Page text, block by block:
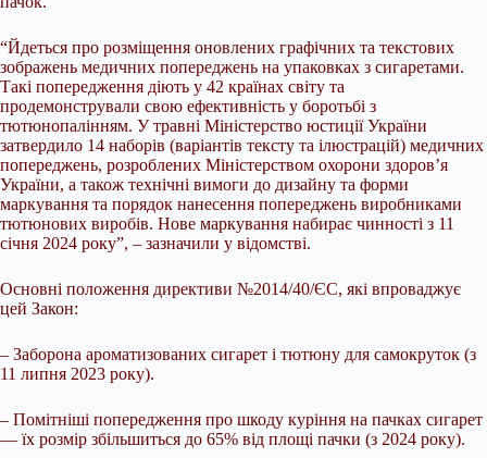
“Йдеться про розміщення оновлених графічних та текстових
зображень медичних попереджень на упаковках з сигаретами.
Такі попередження діють у 42 країнах світу та
продемонстрували свою ефективність у боротьбі з
тютюнопалінням. У травні Міністерство юстиції України
затвердило 14 наборів (варіантів тексту та ілюстрацій) медичних
попереджень, розроблених Міністерством охорони здоров’я
України, а також технічні вимоги до дизайну та форми
маркування та порядок нанесення попереджень виробниками
тютюнових виробів. Нове маркування набирає чинності з 11
січня 2024 року”, – зазначили у відомстві.
Основні положення директиви №2014/40/ЄС, які впроваджує
цей Закон:
– Заборона ароматизованих сигарет і тютюну для самокруток (з
11 липня 2023 року).
– Помітніші попередження про шкоду куріння на пачках сигарет
— їх розмір збільшиться до 65% від площі пачки (з 2024 року).